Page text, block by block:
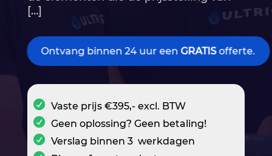
[…]
Ontvang binnen 24 uur eenGRATISofferte.
Vaste prijs €395,- excl. BTW
Geen oplossing? Geen betaling!
Verslag binnen 3 werkdagen